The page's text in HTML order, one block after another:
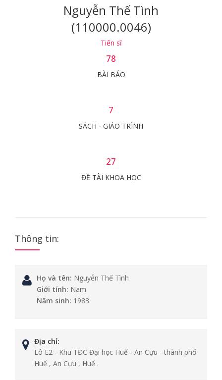
Nguyễn Thế Tình
(110000.0046)
Tiến sĩ
78
BÀI BÁO
7
SÁCH - GIÁO TRÌNH
27
ĐỀ TÀI KHOA HỌC
Thông tin:
Họ và tên: Nguyễn Thế Tình
Giới tính: Nam
Năm sinh: 1983
Địa chỉ:
Lô E2 - Khu TĐC Đại học Huế - An Cựu - thành phố
Huế , An Cựu , Huế .